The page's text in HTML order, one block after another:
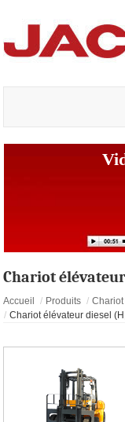
Chariot
Accueil Produits
Chariot
Chariot élévateur diesel